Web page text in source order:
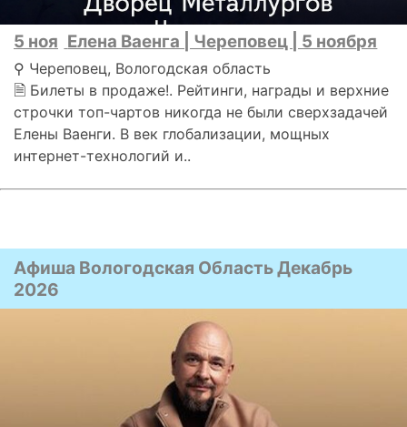
5 ноя Елена Ваенга | Череповец | 5 ноября
⚲ Череповец, Вологодская область
🗎 Билеты в продаже!. Рейтинги, награды и верхние
строчки топ-чартов никогда не были сверхзадачей
Елены Ваенги. В век глобализации, мощных
интернет-технологий и..
Афиша Вологодская Область Декабрь
2026